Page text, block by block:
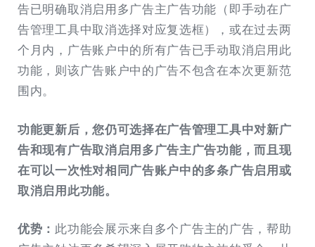
告已明确取消启用多广告主广告功能（即手动在广
告管理工具中取消选择对应复选框），或在过去两
个月内，广告账户中的所有广告已手动取消启用此
功能，则该广告账户中的广告不包含在本次更新范
围内。
功能更新后，您仍可选择在广告管理工具中对新广
告和现有广告取消启用多广告主广告功能，而且现
在可以一次性对相同广告账户中的多条广告启用或
取消启用此功能。
优势： 此功能会展示来自多个广告主的广告，帮助